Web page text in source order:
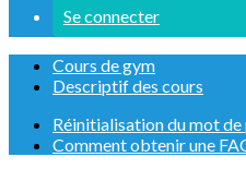
Se connecter
Cours de gym
Descriptif des cours
Réinitialisation du mot de
Comment obtenir une